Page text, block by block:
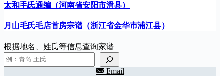
太和毛氏通编（河南省安阳市滑县）
月山毛氏毛店首房宗谱（浙江省金华市浦江县）
根据地名、姓氏等信息查询家谱
Email